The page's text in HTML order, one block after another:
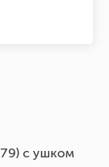
с ушком